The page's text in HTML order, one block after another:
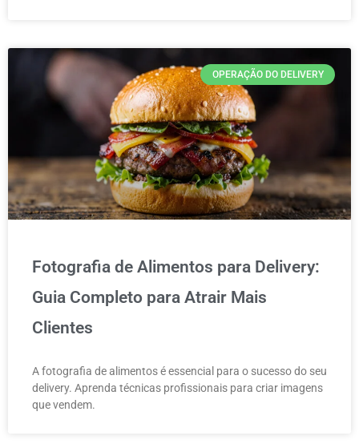
OPERAÇÃO DO DELIVERY
Fotografia de Alimentos para Delivery:
Guia Completo para Atrair Mais
Clientes
A fotografia de alimentos é essencial para o sucesso do seu
delivery. Aprenda técnicas profissionais para criar imagens
que vendem.